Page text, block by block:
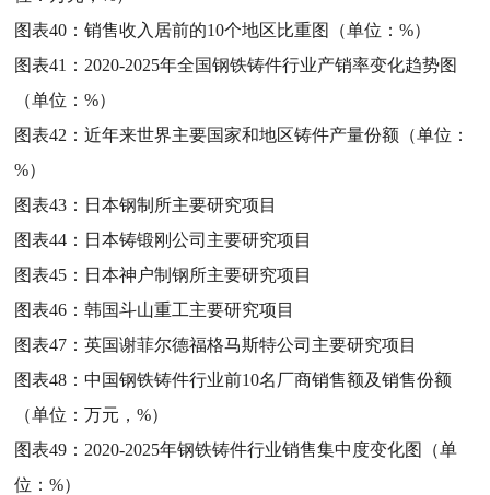
图表40：销售收入居前的10个地区比重图（单位：%）
图表41： 2020-2025年全国钢铁铸件行业产销率变化趋势图
（单位：%）
图表42：近年来世界主要国家和地区铸件产量份额（单位：
%）
图表43： 日本钢制所主要研究项目
图表44： 日本铸锻刚公司主要研究项目
图表45： 日本神户制钢所主要研究项目
图表46：韩国斗山重工主要研究项目
图表47：英国谢菲尔德福格马斯特公司主要研究项目
图表48：中国钢铁铸件行业前10名厂商销售额及销售份额
（单位：万元，%）
图表49： 2020-2025年钢铁铸件行业销售集中度变化图（单
位：%）